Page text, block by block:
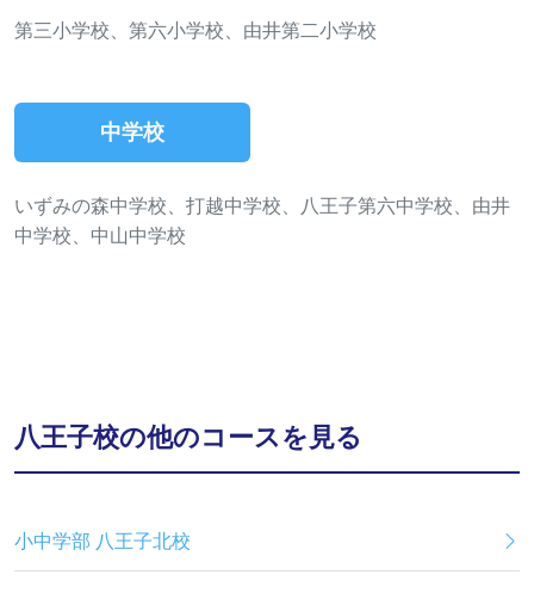
第三小学校、第六小学校、由井第二小学校
中学校
いずみの森中学校、打越中学校、八王子第六中学校、由井
中学校、中山中学校
八王子校の他のコースを見る
小中学部 八王子北校